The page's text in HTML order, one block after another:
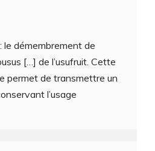
le démembrement de
[…] de l’usufruit. Cette
permet de transmettre un
l’usage